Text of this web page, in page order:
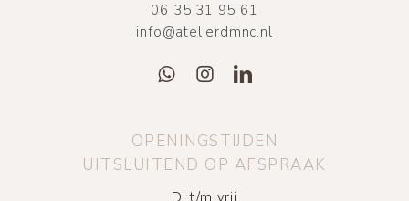
06 35 31 95 61
info@atelierdmnc.nl
OPENINGSTIJDEN
UITSLUITEND OP AFSPRAAK
Di t/m vrij